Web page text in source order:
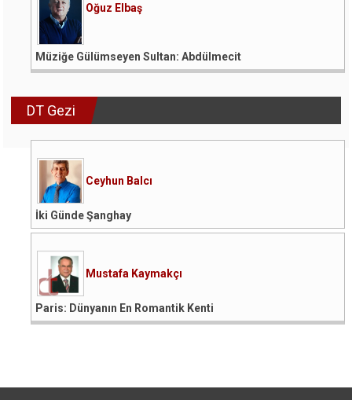
Oğuz Elbaş
Müziğe Gülümseyen Sultan: Abdülmecit
DT Gezi
Ceyhun Balcı
İki Günde Şanghay
Mustafa Kaymakçı
Paris: Dünyanın En Romantik Kenti